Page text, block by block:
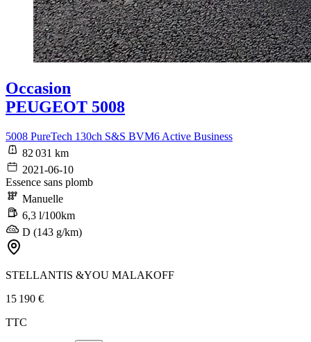
Occasion
PEUGEOT 5008
5008 PureTech 130ch S&S BVM6 Active Business
82 031 km
2021-06-10
Essence sans plomb
Manuelle
6,3 l/100km
D (143 g/km)
STELLANTIS &YOU MALAKOFF
15 190 €
TTC